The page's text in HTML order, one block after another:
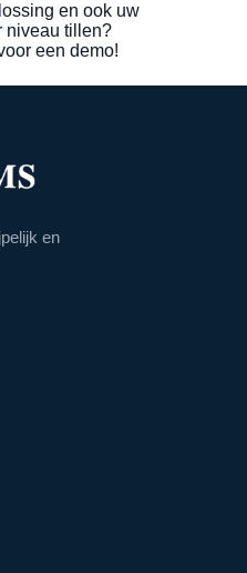
en ook uw
niveau tillen?
een demo!
en